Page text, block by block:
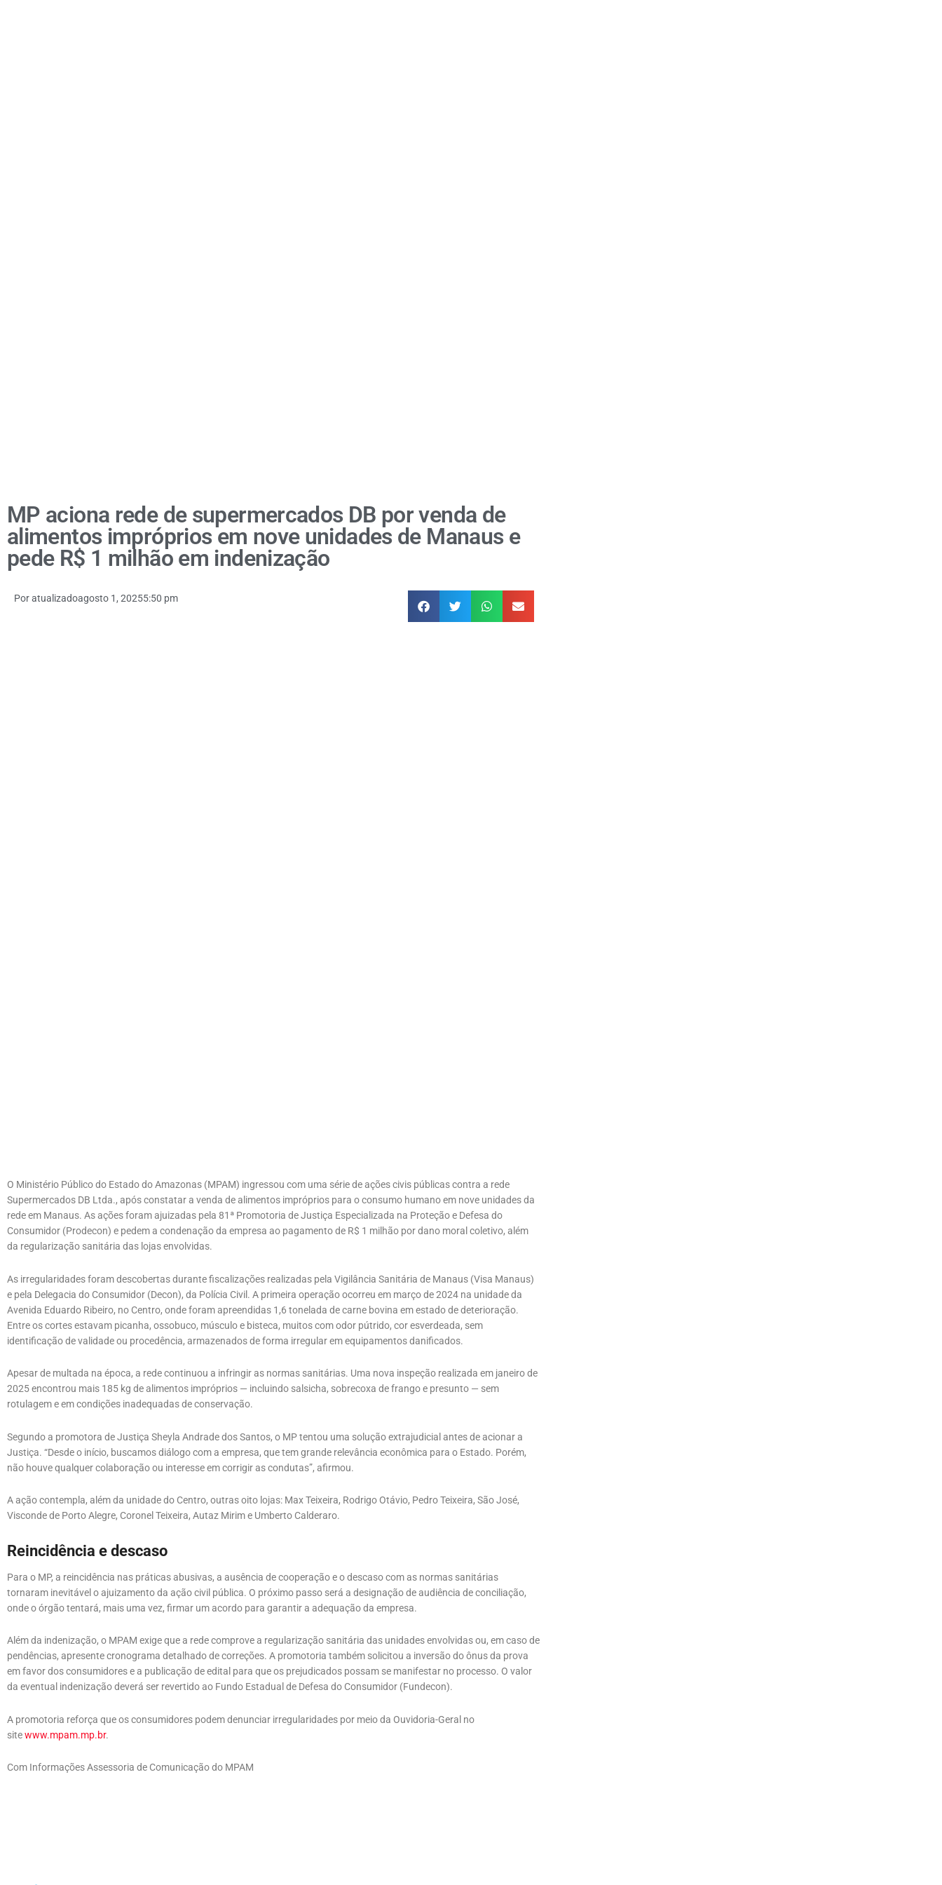
MP aciona rede de supermercados DB por venda de
alimentos impróprios em nove unidades de Manaus e
pede R$ 1 milhão em indenização
Poratualizadoagosto 1, 20255:50 pm
O Ministério Público do Estado do Amazonas (MPAM) ingressou com uma série de ações civis públicas contra a rede
Supermercados DB Ltda., após constatar a venda de alimentos impróprios para o consumo humano em nove unidades da
rede em Manaus. As ações foram ajuizadas pela 81ª Promotoria de Justiça Especializada na Proteção e Defesa do
Consumidor (Prodecon) e pedem a condenação da empresa ao pagamento de R$ 1 milhão por dano moral coletivo, além
da regularização sanitária das lojas envolvidas.
As irregularidades foram descobertas durante fiscalizações realizadas pela Vigilância Sanitária de Manaus (Visa Manaus)
e pela Delegacia do Consumidor (Decon), da Polícia Civil. A primeira operação ocorreu em março de 2024 na unidade da
Avenida Eduardo Ribeiro, no Centro, onde foram apreendidas 1,6 tonelada de carne bovina em estado de deterioração.
Entre os cortes estavam picanha, ossobuco, músculo e bisteca, muitos com odor pútrido, cor esverdeada, sem
identificação de validade ou procedência, armazenados de forma irregular em equipamentos danificados.
Apesar de multada na época, a rede continuou a infringir as normas sanitárias. Uma nova inspeção realizada em janeiro de
2025 encontrou mais 185 kg de alimentos impróprios — incluindo salsicha, sobrecoxa de frango e presunto — sem
rotulagem e em condições inadequadas de conservação.
Segundo a promotora de Justiça Sheyla Andrade dos Santos, o MP tentou uma solução extrajudicial antes de acionar a
Justiça. “Desde o início, buscamos diálogo com a empresa, que tem grande relevância econômica para o Estado. Porém,
não houve qualquer colaboração ou interesse em corrigir as condutas”, afirmou.
A ação contempla, além da unidade do Centro, outras oito lojas: Max Teixeira, Rodrigo Otávio, Pedro Teixeira, São José,
Visconde de Porto Alegre, Coronel Teixeira, Autaz Mirim e Umberto Calderaro.
Reincidência e descaso
Para o MP, a reincidência nas práticas abusivas, a ausência de cooperação e o descaso com as normas sanitárias
tornaram inevitável o ajuizamento da ação civil pública. O próximo passo será a designação de audiência de conciliação,
onde o órgão tentará, mais uma vez, firmar um acordo para garantir a adequação da empresa.
Além da indenização, o MPAM exige que a rede comprove a regularização sanitária das unidades envolvidas ou, em caso de
pendências, apresente cronograma detalhado de correções. A promotoria também solicitou a inversão do ônus da prova
em favor dos consumidores e a publicação de edital para que os prejudicados possam se manifestar no processo. O valor
da eventual indenização deverá ser revertido ao Fundo Estadual de Defesa do Consumidor (Fundecon).
A promotoria reforça que os consumidores podem denunciar irregularidades por meio da Ouvidoria-Geral no
sitewww.mpam.mp.br.
Com Informações Assessoria de Comunicação do MPAM